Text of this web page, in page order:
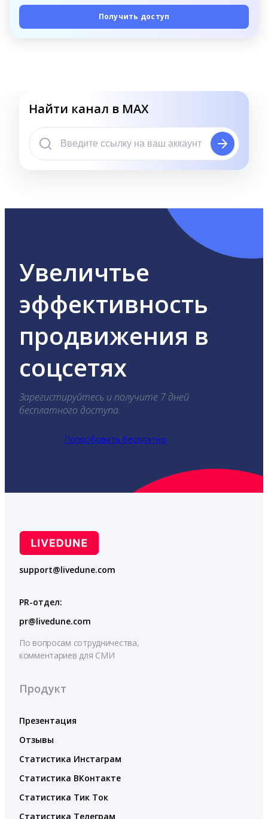
Получить доступ
Найти канал в MAX
Увеличтье
эффективность
продвижения в
соцсетях
Зарегистируйтесь и получите 7 дней
бесплатного доступа.
Попробовать бесплатно
support@livedune.com
PR-отдел:
pr@livedune.com
По вопросам сотрудничества,
комментариев для СМИ
Продукт
Презентация
Отзывы
Статистика Инстаграм
Статистика ВКонтакте
Статистика Тик Ток
Статистика Телеграм